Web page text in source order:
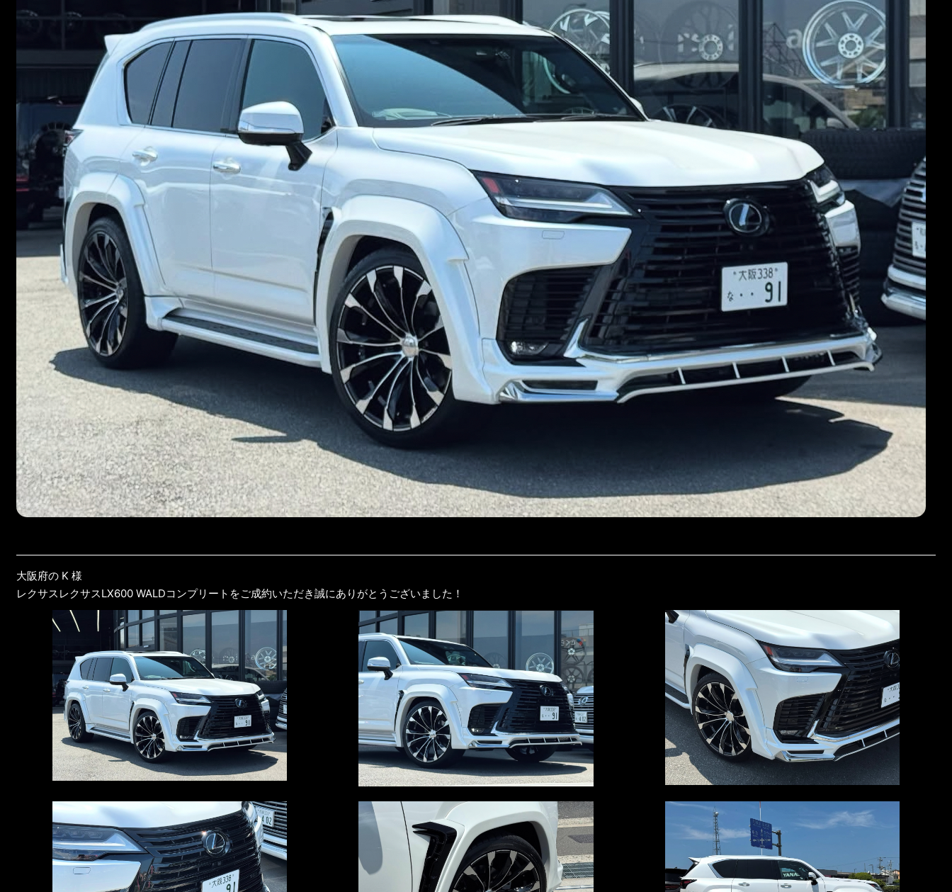
大阪府の K 様
レクサスレクサスLX600 WALDコンプリートをご成約いただき誠にありがとうございました！